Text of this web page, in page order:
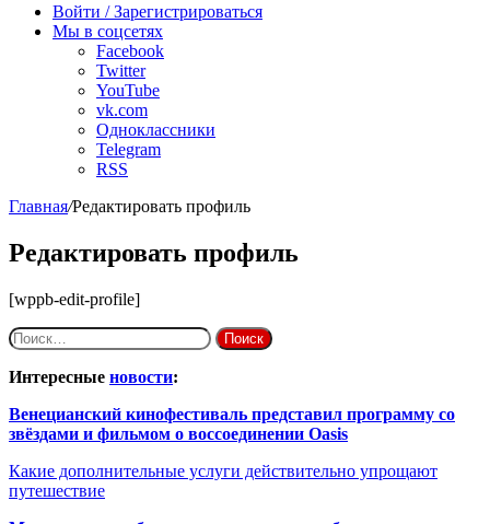
радио
Войти / Зарегистрироваться
Мы в соцсетях
Facebook
Twitter
YouTube
vk.com
Одноклассники
Telegram
RSS
Главная/Редактировать профиль
Редактировать профиль
[wppb-edit-profile]
Найти:
Интересные новости:
Венецианский кинофестиваль представил программу со
звёздами и фильмом о воссоединении Oasis
Какие дополнительные услуги действительно упрощают
путешествие